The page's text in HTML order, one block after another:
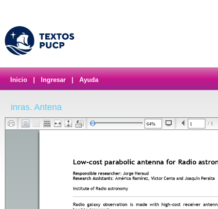
Inicio Ingresar Ayuda
inras. Antena
/ 1